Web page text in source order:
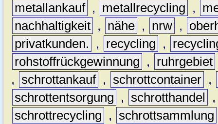
metallankauf , metallrecycling ,
nachhaltigkeit , nähe , nrw ,
privatkunden.
, recycling ,
rohstoffrückgewinnung
, ruhrgebiet
,
schrottankauf , schrottcontainer ,
schrottentsorgung
, schrotthandel
schrottrecycling
, schrottsammlung